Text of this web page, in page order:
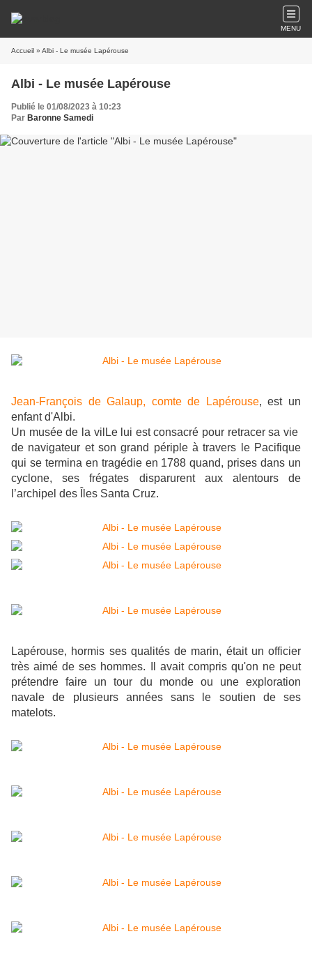
MENU
Accueil » Albi - Le musée Lapérouse
Albi - Le musée Lapérouse
Publié le 01/08/2023 à 10:23
Par Baronne Samedi
Jean-François de Galaup, comte de Lapérouse, est un
enfant d'Albi.
Un musée de la vilLe lui est consacré pour retracer sa vie
de navigateur et son grand périple à travers le Pacifique
qui se termina en tragédie en 1788 quand, prises dans un
cyclone, ses frégates disparurent aux alentours de
l’archipel des Îles Santa Cruz.
Lapérouse, hormis ses qualités de marin, était un officier
très aimé de ses hommes. Il avait compris qu'on ne peut
prétendre faire un tour du monde ou une exploration
navale de plusieurs années sans le soutien de ses
matelots.